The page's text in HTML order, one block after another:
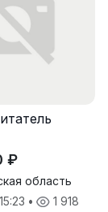
₽
область
• 1 918